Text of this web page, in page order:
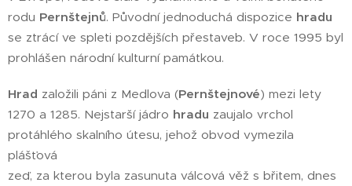
rodu Pernštejnů. Původní jednoduchá dispozice hradu
se ztrácí ve spleti pozdějších přestaveb. V roce 1995 byl
prohlášen národní kulturní památkou.
Hrad založili páni z Medlova (Pernštejnové) mezi lety
1270 a 1285. Nejstarší jádro hradu zaujalo vrchol
protáhlého skalního útesu, jehož obvod vymezila
plášťová
zeď, za kterou byla zasunuta válcová věž s břitem, dnes